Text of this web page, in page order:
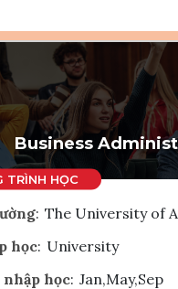
Ghi danh
Tham vấn
Business
: The University of
học: University
nhập học: Jan,May,Sep